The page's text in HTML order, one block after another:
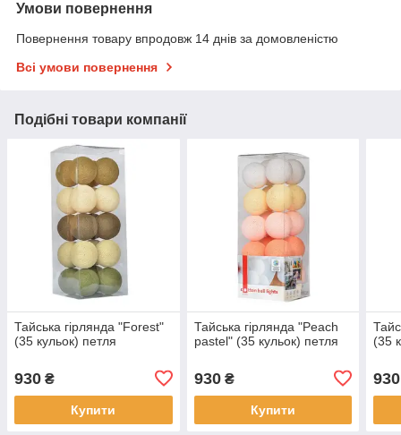
Умови повернення
Повернення товару впродовж 14 днів за домовленістю
Всі умови повернення
Подібні товари компанії
Тайська гірлянда "Forest"
(35 кульок) петля
930 ₴
Купити
Тайська гірлянда "Peach
pastel" (35 кульок) петля
930₴
Купити
(35
930